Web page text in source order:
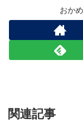
おか
関連記事